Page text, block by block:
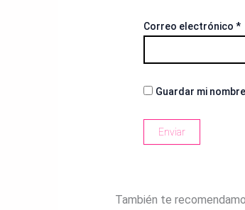
Correo electrónico *
Guardar mi
También te